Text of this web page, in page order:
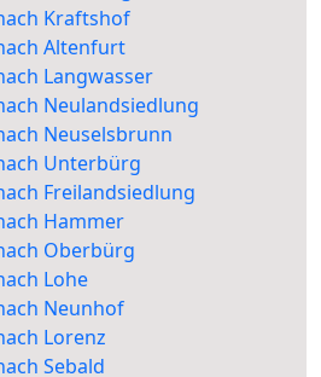
Kraftshof
Altenfurt
Langwasser
Neulandsiedlung
Neuselsbrunn
Unterbürg
Freilandsiedlung
Hammer
Oberbürg
Lohe
Neunhof
Lorenz
Sebald